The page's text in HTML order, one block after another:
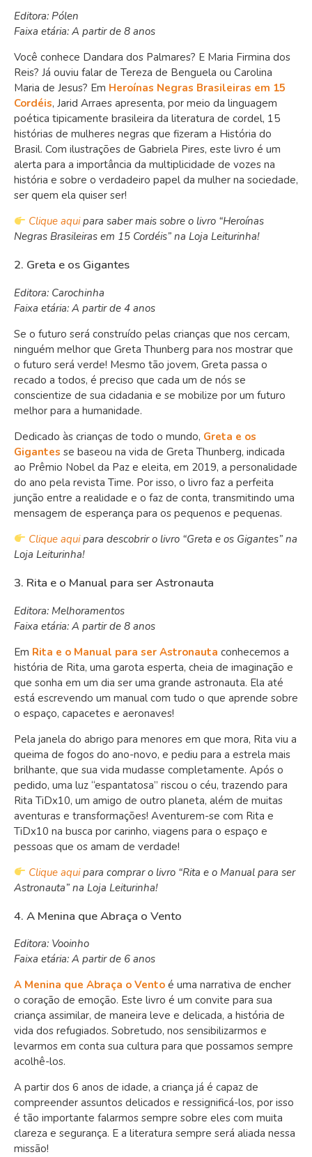
Editora: Pólen
Faixa etária: A partir de 8 anos
Você conhece Dandara dos Palmares? E Maria Firmina dos
Reis? Já ouviu falar de Tereza de Benguela ou Carolina
Maria de Jesus? Em Heroínas Negras Brasileiras em 15
Cordéis, Jarid Arraes apresenta, por meio da linguagem
poética tipicamente brasileira da literatura de cordel, 15
histórias de mulheres negras que fizeram a História do
Brasil. Com ilustrações de Gabriela Pires, este livro é um
alerta para a importância da multiplicidade de vozes na
história e sobre o verdadeiro papel da mulher na sociedade,
ser quem ela quiser ser!
Clique aquipara saber mais sobre o livro “Heroínas
Negras Brasileiras em 15 Cordéis” na Loja Leiturinha!
2. Greta e os Gigantes
Editora: Carochinha
Faixa etária: A partir de 4 anos
Se o futuro será construído pelas crianças que nos cercam,
ninguém melhor que Greta Thunberg para nos mostrar que
o futuro será verde! Mesmo tão jovem, Greta passa o
recado a todos, é preciso que cada um de nós se
conscientize de sua cidadania e se mobilize por um futuro
melhor para a humanidade.
Dedicado às crianças de todo o mundo, Greta e os
Gigantes se baseou na vida de Greta Thunberg, indicada
ao Prêmio Nobel da Paz e eleita, em 2019, a personalidade
do ano pela revista Time. Por isso, o livro faz a perfeita
junção entre a realidade e o faz de conta, transmitindo uma
mensagem de esperança para os pequenos e pequenas.
Clique aquipara descobrir o livro “Greta e os Gigantes” na
Loja Leiturinha!
3. Rita e o Manual para ser Astronauta
Editora: Melhoramentos
Faixa etária: A partir de 8 anos
Em Rita e o Manual para ser Astronauta conhecemos a
história de Rita, uma garota esperta, cheia de imaginação e
que sonha em um dia ser uma grande astronauta. Ela até
está escrevendo um manual com tudo o que aprende sobre
o espaço, capacetes e aeronaves!
Pela janela do abrigo para menores em que mora, Rita viu a
queima de fogos do ano-novo, e pediu para a estrela mais
brilhante, que sua vida mudasse completamente. Após o
pedido, uma luz “espantatosa” riscou o céu, trazendo para
Rita TiDx10, um amigo de outro planeta, além de muitas
aventuras e transformações! Aventurem-se com Rita e
TiDx10 na busca por carinho, viagens para o espaço e
pessoas que os amam de verdade!
Clique aquipara comprar o livro “Rita e o Manual para ser
Astronauta” na Loja Leiturinha!
4. A Menina que Abraça o Vento
Editora: Vooinho
Faixa etária: A partir de 6 anos
A Menina que Abraça o Vento é uma narrativa de encher
o coração de emoção. Este livro é um convite para sua
criança assimilar, de maneira leve e delicada, a história de
vida dos refugiados. Sobretudo, nos sensibilizarmos e
levarmos em conta sua cultura para que possamos sempre
acolhê-los.
A partir dos 6 anos de idade, a criança já é capaz de
compreender assuntos delicados e ressignificá-los, por isso
é tão importante falarmos sempre sobre eles com muita
clareza e segurança. E a literatura sempre será aliada nessa
missão!